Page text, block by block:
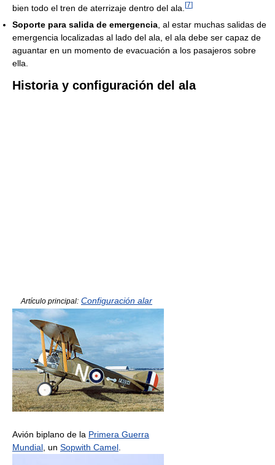
bien todo el tren de aterrizaje dentro del ala. [7]
Soporte para salida de emergencia , al estar muchas salidas de
emergencia localizadas al lado del ala, el ala debe ser capaz de
aguantar en un momento de evacuación a los pasajeros sobre
ella.
Historia y configuración del ala
Artículo principal: Configuración alar
Avión biplano de la Primera Guerra
Mundial, un Sopwith Camel.